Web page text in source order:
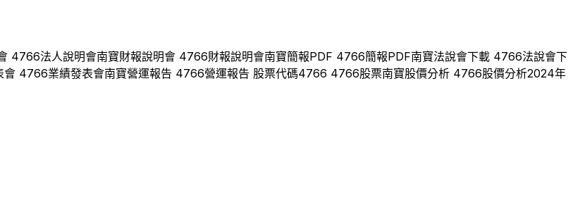
4766法人說明會南寶財報說明會 4766財報說明會南寶簡報PDF 4766簡報PDF南寶法說會下載 4766法說會下
會 4766業績發表會南寶營運報告 4766營運報告 股票代碼4766 4766股票南寶股價分析 4766股價分析2024年